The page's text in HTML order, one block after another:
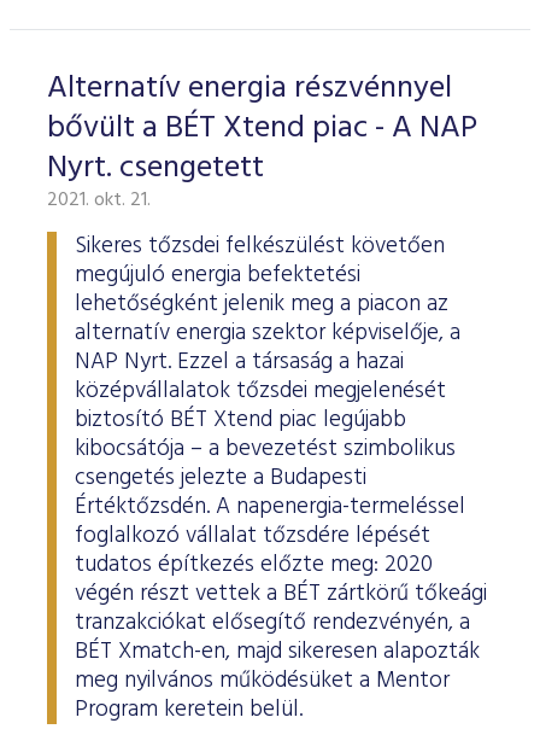
Alternatív energia részvénnyel
bővült a BÉT Xtend piac - A NAP
Nyrt. csengetett
2021. okt. 21.
Sikeres tőzsdei felkészülést követően
megújuló energia befektetési
lehetőségként jelenik meg a piacon az
alternatív energia szektor képviselője, a
NAP Nyrt. Ezzel a társaság a hazai
középvállalatok tőzsdei megjelenését
biztosító BÉT Xtend piac legújabb
kibocsátója – a bevezetést szimbolikus
csengetés jelezte a Budapesti
Értéktőzsdén. A napenergia-termeléssel
foglalkozó vállalat tőzsdére lépését
tudatos építkezés előzte meg: 2020
végén részt vettek a BÉT zártkörű tőkeági
tranzakciókat elősegítő rendezvényén, a
BÉT Xmatch-en, majd sikeresen alapozták
meg nyilvános működésüket a Mentor
Program keretein belül.